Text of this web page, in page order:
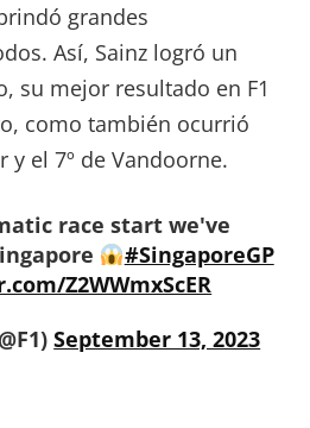
grandes
Así, Sainz logró un
su mejor resultado en F1
como también ocurrió
y el 7º de Vandoorne.
race start we've
#SingaporeGP
Z2WWmxScER
September 13, 2023